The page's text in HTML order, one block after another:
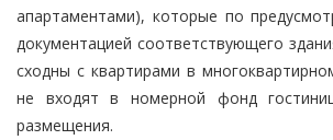
апартаментами), которые по
документацией соответствующего
сходны с квартирами в
не входят в номерной фонд
размещения.